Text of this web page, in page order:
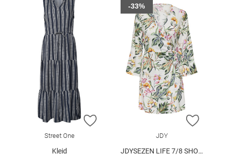
ZUR WUNSCHLISTE HINZUFÜGEN
Street One
Kleid
ZUR
JDY
JDYSEZEN LIFE 7/8 SHORT DRESS WVN DIA
-33%